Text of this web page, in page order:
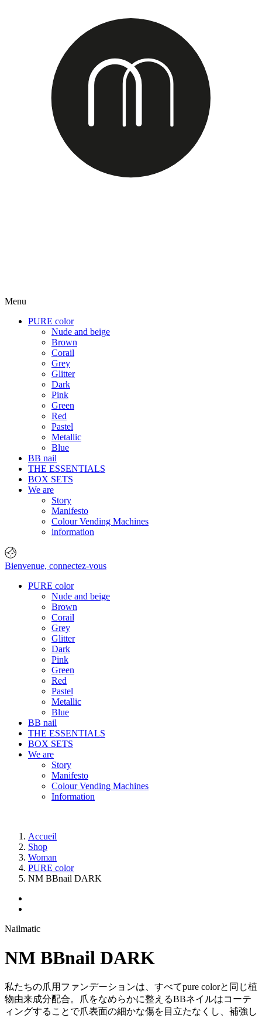
Menu
PURE color
Nude and beige
Brown
Corail
Grey
Glitter
Dark
Pink
Green
Red
Pastel
Metallic
Blue
BB nail
THE ESSENTIALS
BOX SETS
We are
Story
Manifesto
Colour Vending Machines
information
Bienvenue, connectez-vous
PURE color
Nude and beige
Brown
Corail
Grey
Glitter
Dark
Pink
Green
Red
Pastel
Metallic
Blue
BB nail
THE ESSENTIALS
BOX SETS
We are
Story
Manifesto
Colour Vending Machines
Information
Accueil
Shop
Woman
PURE color
NM BBnail DARK
Nailmatic
NM BBnail DARK
私たちの爪用ファンデーションは、すべてpure colorと同じ植
物由来成分配合。爪をなめらかに整えるBBネイルはコーテ
ィングすることで爪表面の細かな傷を目立たなくし、補強し